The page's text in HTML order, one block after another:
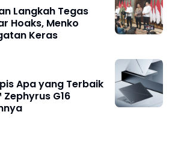
Langkah Tegas
Hoaks, Menko
Keras
Apa yang Terbaik
Zephyrus G16